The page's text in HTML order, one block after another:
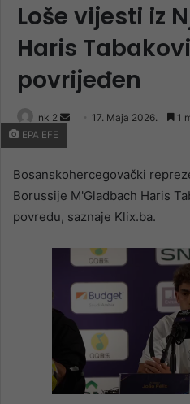
Loše vijesti iz
Haris
povrijeđen
nk 2
Send 17. Maja 2026. 1
EPA EFE
Bosanskohercegovački
Borussije M'Gladbach Haris
povredu, saznaje Klix.ba.